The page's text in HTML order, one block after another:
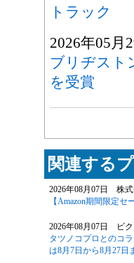
トラック
2026年05
ブリヂスト
を受賞
関連する
2026年08月07日 株
【Amazon期間限定
2026年08月07日 ビ
タツノコプロとのコ
は8月7日から8月27日